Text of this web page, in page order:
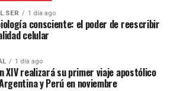
SER 1 día ago
consciente: el poder de reescribir
celular
1 día ago
XIV realizará su primer viaje apostólico
y Perú en noviembre